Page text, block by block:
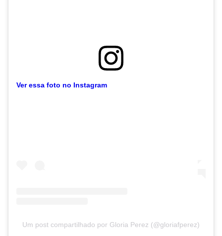
Ver essa foto no Instagram
Um post compartilhado por Gloria Perez (@gloriafperez)